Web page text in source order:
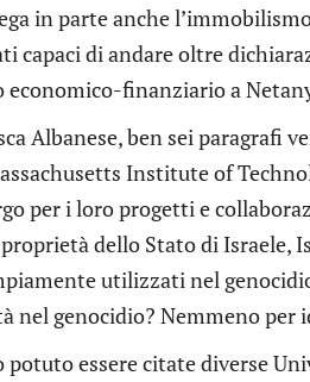
in parte anche
capaci di andare oltre
finanziario a
Albanese, ben sei paragrafi
Institute of
per i loro progetti e
dello Stato di Israele,
utilizzati nel genocidio
nel genocidio? Nemmeno per
essere citate diverse